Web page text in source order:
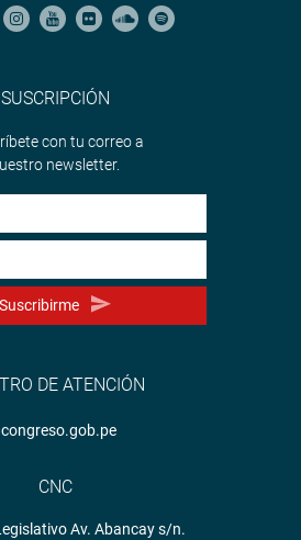
SUSCRIPCIÓN
con tu correo a
newsletter.
Suscribirme
DE ATENCIÓN
CNC
Av. Abancay s/n.